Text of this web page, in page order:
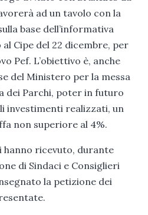
ad un tavolo con la
base dell’informativa
Cipe del 22 dicembre, per
Pef. L’obiettivo è, anche
del Ministero per la messa
dei Parchi, poter in futuro
investimenti realizzati, un
non superiore al 4%.
ricevuto, durante
di Sindaci e Consiglieri
la petizione dei